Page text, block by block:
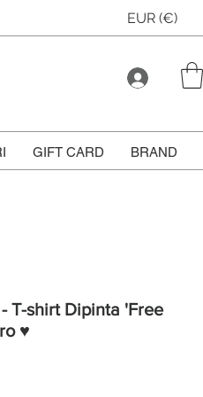
EUR (€)
GIFT CARD BRAND
T-shirt Dipinta 'Free
♥